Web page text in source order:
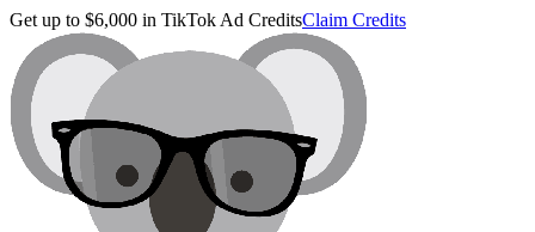
Get up to $6,000 in TikTok Ad CreditsClaim Credits